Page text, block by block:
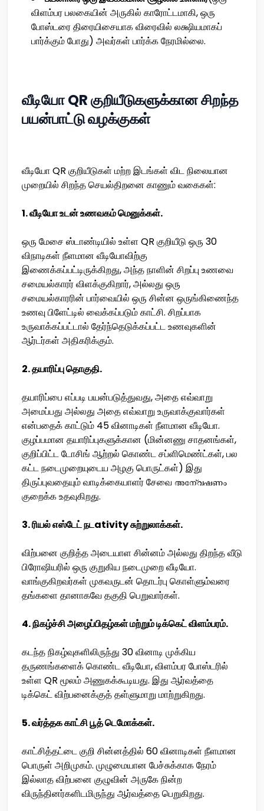
விளம்பர பலகையின் அருகில் காரோட்டமாகி, ஒரு
போஸ்டரை திரையிசையாக விரைவில் லக்ஷியமாகப்
பார்க்கும் போது) அவர்கள் பார்க்க நேரமில்லை.
வீடியோ QR குறியீடுகளுக்கான சிறந்த
பயன்பாட்டு வழக்குகள்
வீடியோ QR குறியீடுகள் மற்ற இடங்கள் விட நிலையான
முறையில் சிறந்த செயல்திறனை காணும் வகைகள்:
1. வீடியோ உடன் உணவகம் மெனுக்கள்.
ஒரு மேசை ஸ்டாண்டியில் உள்ள QR குறியீடு ஒரு 30
விநாடிகள் நீளமான வீடியோவிற்கு
இணைக்கப்பட்டிருக்கிறது, அந்த நாளின் சிறப்பு உணவை
சமையல்காரர் விளக்குகிறார், அல்லது ஒரு
சமையல்காரரின் பார்வையில் ஒரு சின்ன ஒருங்கிணைந்த
உணவு பிளேட்டில் வைக்கப்படும் காட்சி. சிறப்பாக
உருவாக்கப்பட்டால் தேர்ந்தெடுக்கப்பட்ட உணவுகளின்
ஆர்டர்கள் அதிகரிக்கும்.
2. தயாரிப்பு தொகுதி.
தயாரிப்பை எப்படி பயன்படுத்துவது, அதை எவ்வாறு
அமைப்பது அல்லது அதை எவ்வாறு உருவாக்குவார்கள்
என்பதைக் காட்டும் 45 வினாடிகள் நீளமான வீடியோ.
குழப்பமான தயாரிப்புகளுக்கான (மின்னணு சாதனங்கள்,
குறிப்பிட்ட டோசிங் ஆற்றல் கொண்ட சப்ளிமெண்ட்கள், பல
கட்ட நடைமுறையுடைய அழகு பொருட்கள்) இது
திருப்புவதையும் வாடிக்கையாளர் சேவை അന്വേഷണം
குறைக்க உதவுகிறது.
3. ரியல் எஸ்டேட் நடativity சுற்றுலாக்கள்.
விற்பனை குறித்த அடையாள சின்னம் அல்லது திறந்த வீடு
பிரோஷியரில் ஒரு குறுகிய நடைமுறை வீடியோ.
வாங்குகிறவர்கள் முகவருடன் தொடர்பு கொள்ளும்வரை
தங்களை தானாகவே தகுதி பெறுவார்கள்.
4. நிகழ்ச்சி அழைப்பிதழ்கள் மற்றும் டிக்கெட் விளம்பரம்.
கடந்த நிகழ்வுகளிலிருந்து 30 வினாடி முக்கிய
தருணங்களைக் கொண்ட வீடியோ, விளம்பர போஸ்டரில்
உள்ள QR மூலம் அணுகக்கூடியது. இது ஆர்வத்தை
டிக்கெட் விற்பனைக்குத் தள்ளுமாறு மாற்றுகிறது.
5. வர்த்தக காட்சி பூத் டெமோக்கள்.
காட்சித்தட்டை குறி சின்னத்தில் 60 வினாடிகள் நீளமான
பொருள் அறிமுகம். முழுமையான பேச்சுக்காக நேரம்
இல்லாத விற்பனை குழுவின் அருகே நின்ற
விருந்தினர்களிடமிருந்து ஆர்வத்தை பெறுகிறது.